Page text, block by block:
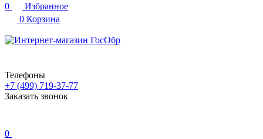
0
Избранное
0 Корзина
Телефоны
+7 (499) 719-37-77
Заказать звонок
0